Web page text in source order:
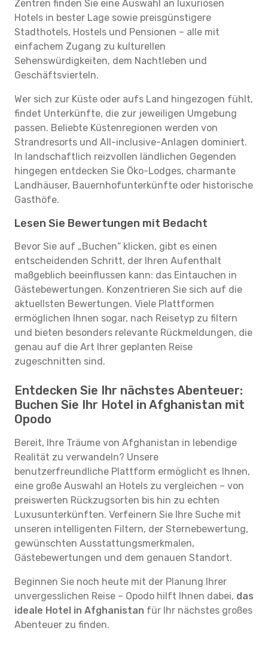
Zentren finden Sie eine Auswahl an luxuriösen
Hotels in bester Lage sowie preisgünstigere
Stadthotels, Hostels und Pensionen – alle mit
einfachem Zugang zu kulturellen
Sehenswürdigkeiten, dem Nachtleben und
Geschäftsvierteln.
Wer sich zur Küste oder aufs Land hingezogen fühlt,
findet Unterkünfte, die zur jeweiligen Umgebung
passen. Beliebte Küstenregionen werden von
Strandresorts und All-inclusive-Anlagen dominiert.
In landschaftlich reizvollen ländlichen Gegenden
hingegen entdecken Sie Öko-Lodges, charmante
Landhäuser, Bauernhofunterkünfte oder historische
Gasthöfe.
Lesen Sie Bewertungen mit Bedacht
Bevor Sie auf „Buchen“ klicken, gibt es einen
entscheidenden Schritt, der Ihren Aufenthalt
maßgeblich beeinflussen kann: das Eintauchen in
Gästebewertungen. Konzentrieren Sie sich auf die
aktuellsten Bewertungen. Viele Plattformen
ermöglichen Ihnen sogar, nach Reisetyp zu filtern
und bieten besonders relevante Rückmeldungen, die
genau auf die Art Ihrer geplanten Reise
zugeschnitten sind.
Entdecken Sie Ihr nächstes Abenteuer:
Buchen Sie Ihr Hotel in Afghanistan mit
Opodo
Bereit, Ihre Träume von Afghanistan in lebendige
Realität zu verwandeln? Unsere
benutzerfreundliche Plattform ermöglicht es Ihnen,
eine große Auswahl an Hotels zu vergleichen – von
preiswerten Rückzugsorten bis hin zu echten
Luxusunterkünften. Verfeinern Sie Ihre Suche mit
unseren intelligenten Filtern, der Sternebewertung,
gewünschten Ausstattungsmerkmalen,
Gästebewertungen und dem genauen Standort.
Beginnen Sie noch heute mit der Planung Ihrer
unvergesslichen Reise – Opodo hilft Ihnen dabei, das
ideale Hotel in Afghanistan für Ihr nächstes großes
Abenteuer zu finden.